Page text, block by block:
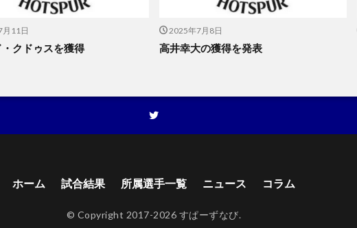
11日
クドゥスを獲得
2025年7月8日
高井幸大の獲得を発表
ホーム 試合結果 所属選手一覧 ニュース コラム
© Copyright 2017-2026 すぱーずなび.